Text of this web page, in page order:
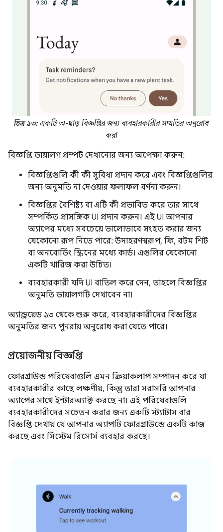
চিত্র ১৩: একটি অ-ছাড় বিজ্ঞপ্তির জন্য ব্যবহারকারীর সম্মতির অনুরোধ
করা
বিজ্ঞপ্তি ডায়ালগ প্রম্পট দেখানোর জন্য অপেক্ষা করুন:
বিজ্ঞপ্তিগুলি কী কী সুবিধা প্রদান করে এবং বিজ্ঞপ্তিগুলির
জন্য অনুমতি না দেওয়ার ফলাফল বর্ণনা করুন।
বিজ্ঞপ্তির বৈশিষ্ট্য বা এটি কী প্রভাবিত করে তার সাথে
সম্পর্কিত প্রাসঙ্গিক UI প্রদান করুন। এই UI আপনার
অ্যাপের মধ্যে সবচেয়ে ভালোভাবে সংহত করার জন্য
যেকোনো রূপ নিতে পারে: উদাহরণস্বরূপ, ফি, ​​বটম শিট
বা অনবোর্ডিং স্ক্রিনের মধ্যে কার্ড। এগুলির যেকোনো
একটি খারিজ করা উচিত।
ব্যবহারকারী যদি UI বাতিল করে দেন, তাহলে বিজ্ঞপ্তির
অনুমতি ডায়ালগটি দেখাবেন না।
অ্যান্ড্রয়েড ১৩ থেকে শুরু করে, ব্যবহারকারীদের বিজ্ঞপ্তির
অনুমতির জন্য পুনরায় অনুরোধ করা যেতে পারে।
প্রয়োজনীয় বিজ্ঞপ্তি
ফোরগ্রাউন্ড পরিষেবাগুলি এমন ক্রিয়াকলাপ সম্পাদন করে যা
ব্যবহারকারীর কাছে লক্ষণীয়, কিন্তু তারা সরাসরি আপনার
অ্যাপের সাথে ইন্টারঅ্যাক্ট করছে না। এই পরিষেবাগুলি
ব্যবহারকারীদের সচেতন করার জন্য একটি স্ট্যাটাস বার
বিজ্ঞপ্তি দেখায় যে আপনার অ্যাপটি ফোরগ্রাউন্ডে একটি কাজ
করছে এবং সিস্টেম রিসোর্স ব্যবহার করছে।